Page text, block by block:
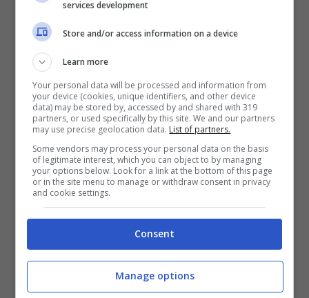
Per una vacanza primaverile ci attendono
a Cefalù degli eventi interessanti. Il primo
dovrebbe tenersi dal 20 al 25 aprile 2024.
Il programma dell’Earth Day prevede per
esempio:
un’escursione guidata sulla Rocca;
una passeggiata in una zona del
degustazione di prodotti tipici;
trekking nei boschi:
laboratori creativi per bambini;
services development
Store and/or access information on a device
Learn more
Your personal data will be processed and information from
your device (cookies, unique identifiers, and other device
data) may be stored by, accessed by and shared with 319
partners, or used specifically by this site. We and our partners
may use precise geolocation data. List of partners.
Some vendors may process your personal data on the basis
of legitimate interest, which you can object to by managing
your options below. Look for a link at the bottom of this page
or in the site menu to manage or withdraw consent in privacy
and cookie settings.
Consent
Manage options